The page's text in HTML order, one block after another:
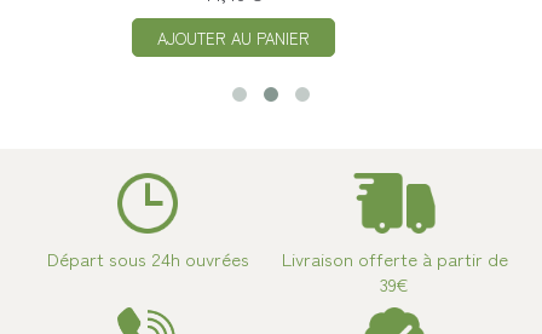
AJOUTER AU PANIER
Départ sous 24h ouvrées
Livraison offerte à partir de
39€